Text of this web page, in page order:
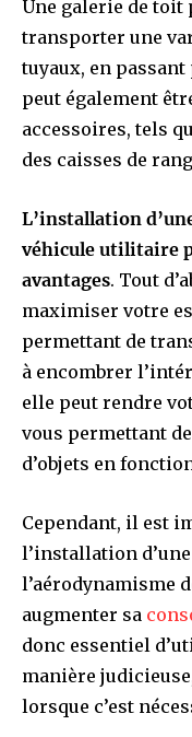
Une galerie de toit
transporter une
tuyaux, en
peut également
accessoires, tels
des caisses de
L’installation
véhicule utilitaire
avantages. Tout
maximiser votre
permettant de
à encombrer
elle peut rendre
vous permettant
d’objets en
Cependant, il est
l’installation
l’aérodynamisme
augmenter sa
donc essentiel
manière
lorsque c’est